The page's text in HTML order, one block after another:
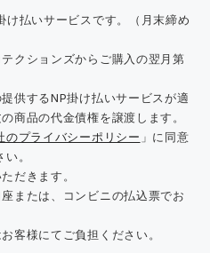
払いサービスです。（月末締め
クションズからご購入の翌月第
供するNP掛け払いサービスが適
商品の代金債権を譲渡します。
のプライバシーポリシー 」に同意
。
だきます。
または、コンビニの払込票でお
客様にてご負担ください。